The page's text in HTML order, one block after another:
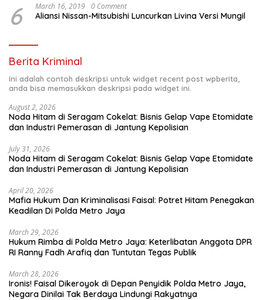
6 March 16, 2019 0 Comment
Aliansi Nissan-Mitsubishi Luncurkan Livina Versi Mungil
Berita Kriminal
Ini adalah contoh deskripsi untuk widget recent post wpberita,
anda bisa memasukkan deskripsi pada widget ini.
August 2, 2026
Noda Hitam di Seragam Cokelat: Bisnis Gelap Vape Etomidate
dan Industri Pemerasan di Jantung Kepolisian
July 31, 2026
Noda Hitam di Seragam Cokelat: Bisnis Gelap Vape Etomidate
dan Industri Pemerasan di Jantung Kepolisian
April 20, 2026
Mafia Hukum Dan Kriminalisasi Faisal: Potret Hitam Penegakan
Keadilan Di Polda Metro Jaya
March 29, 2026
Hukum Rimba di Polda Metro Jaya: Keterlibatan Anggota DPR
RI Ranny Fadh Arafiq dan Tuntutan Tegas Publik
March 28, 2026
Ironis! Faisal Dikeroyok di Depan Penyidik Polda Metro Jaya,
Negara Dinilai Tak Berdaya Lindungi Rakyatnya